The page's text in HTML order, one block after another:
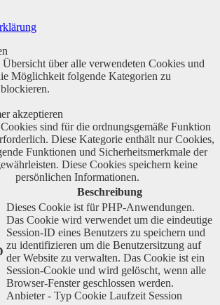
über alle verwendeten Cookies und
Möglichkeit folgende Kategorien zu
akzeptieren
sind für die ordnungsgemäße Funktion
Diese Kategorie enthält nur Cookies,
Funktionen und Sicherheitsmerkmale der
Diese Cookies speichern keine
persönlichen Informationen.
Beschreibung
Dieses Cookie ist für PHP-Anwendungen.
Das Cookie wird verwendet um die eindeutige
Session-ID eines Benutzers zu speichern und
zu identifizieren um die Benutzersitzung auf
der Website zu verwalten. Das Cookie ist ein
Session-Cookie und wird gelöscht, wenn alle
Browser-Fenster geschlossen werden.
Anbieter - Typ Cookie Laufzeit Session